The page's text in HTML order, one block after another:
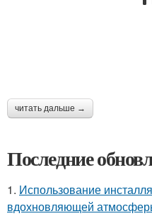
читать дальше →
Последние
1. Использование
вдохновляющей